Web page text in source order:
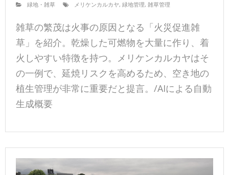
緑地・雑草
メリケンカルカヤ, 緑地管理, 雑草管理
雑草の繁茂は火事の原因となる「火災促進雑
草」を紹介。乾燥した可燃物を大量に作り、着
火しやすい特徴を持つ。メリケンカルカヤはそ
の一例で、延焼リスクを高めるため、空き地の
植生管理が非常に重要だと提言。/AIによる自動
生成概要